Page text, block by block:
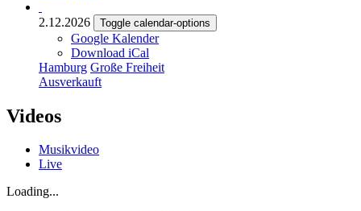
2.12.2026 Toggle calendar-options
Google Kalender
Download iCal
Hamburg Große Freiheit
Ausverkauft
Videos
Musikvideo
Live
Loading...